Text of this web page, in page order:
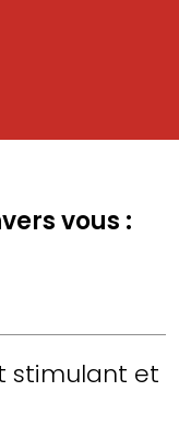
vous :
stimulant et